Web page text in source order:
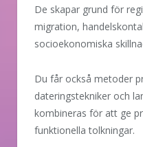
De skapar grund för
migration,
socioekonomiska
Du får också metoder
dateringstekniker och
kombineras för att ge
funktionella tolkningar.